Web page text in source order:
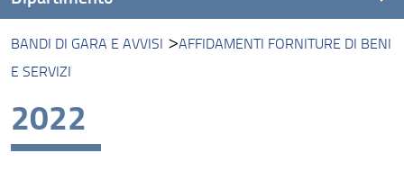
BANDI DI GARA E AVVISI
AFFIDAMENTI FORNITURE DI BENI
E SERVIZI
2022
Presentazione
Visione